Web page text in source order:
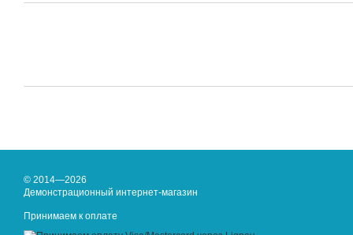
© 2014—2026
Демонстрационный интернет-магазин
Принимаем к оплате